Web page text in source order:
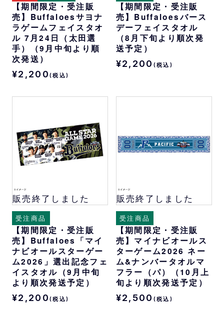
【期間限定・受注販
売】Buffaloesサヨナ
ラゲームフェイスタオ
ル 7月24日（太田選
手）（9月中旬より順
次発送）
¥2,200 (税込)
【期間限定・受注販
売】Buffaloesバース
デーフェイスタオル
（8月下旬より順次発
送予定）
¥2,200 (税込)
販売終了しました
受注商品
【期間限定・受注販
売】Buffaloes「マイ
ナビオールスターゲー
ム2026」選出記念フェ
イスタオル（9月中旬
より順次発送予定）
¥2,200 (税込)
販売終了しました
受注商品
【期間限定・受注販
売】マイナビオールス
ターゲーム2026 ネー
ム&ナンバータオルマ
フラー（パ）（10月上
旬より順次発送予定）
¥2,500 (税込)